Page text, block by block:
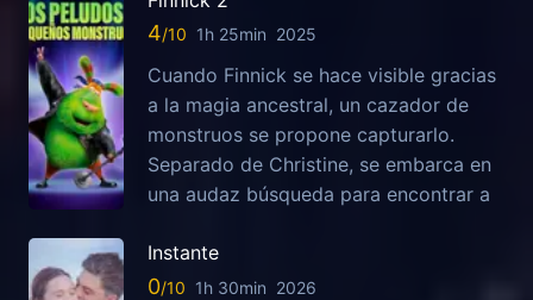
4 1h 25min 2025
Cuando Finnick se hace visible gracias
a la magia ancestral, un cazador de
monstruos se propone capturarlo.
Separado de Christine, se embarca en
una audaz búsqueda para encontrar a
Instante
0 1h 30min 2026